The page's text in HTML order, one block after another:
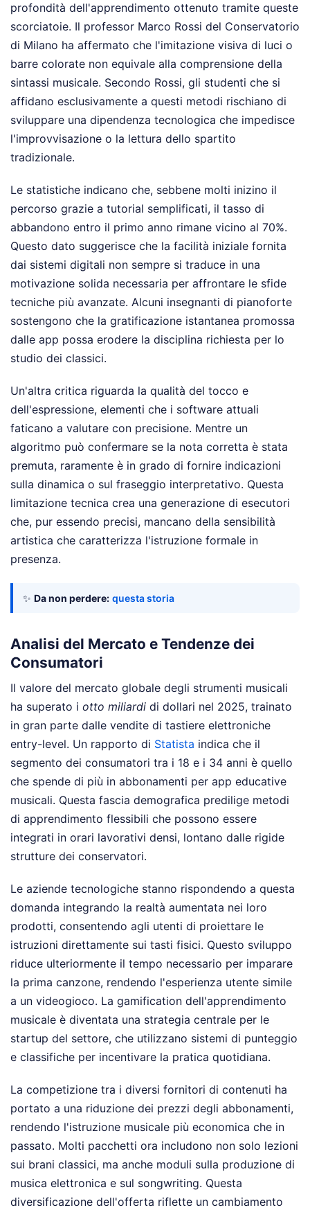
profondità dell'apprendimento ottenuto tramite queste
scorciatoie. Il professor Marco Rossi del Conservatorio
di Milano ha affermato che l'imitazione visiva di luci o
barre colorate non equivale alla comprensione della
sintassi musicale. Secondo Rossi, gli studenti che si
affidano esclusivamente a questi metodi rischiano di
sviluppare una dipendenza tecnologica che impedisce
l'improvvisazione o la lettura dello spartito
tradizionale.
Le statistiche indicano che, sebbene molti inizino il
percorso grazie a tutorial semplificati, il tasso di
abbandono entro il primo anno rimane vicino al 70%.
Questo dato suggerisce che la facilità iniziale fornita
dai sistemi digitali non sempre si traduce in una
motivazione solida necessaria per affrontare le sfide
tecniche più avanzate. Alcuni insegnanti di pianoforte
sostengono che la gratificazione istantanea promossa
dalle app possa erodere la disciplina richiesta per lo
studio dei classici.
Un'altra critica riguarda la qualità del tocco e
dell'espressione, elementi che i software attuali
faticano a valutare con precisione. Mentre un
algoritmo può confermare se la nota corretta è stata
premuta, raramente è in grado di fornire indicazioni
sulla dinamica o sul fraseggio interpretativo. Questa
limitazione tecnica crea una generazione di esecutori
che, pur essendo precisi, mancano della sensibilità
artistica che caratterizza l'istruzione formale in
presenza.
✨ Da non perdere: questa storia
Analisi del Mercato e Tendenze dei
Consumatori
Il valore del mercato globale degli strumenti musicali
ha superato i otto miliardi di dollari nel 2025, trainato
in gran parte dalle vendite di tastiere elettroniche
entry-level. Un rapporto di Statista indica che il
segmento dei consumatori tra i 18 e i 34 anni è quello
che spende di più in abbonamenti per app educative
musicali. Questa fascia demografica predilige metodi
di apprendimento flessibili che possono essere
integrati in orari lavorativi densi, lontano dalle rigide
strutture dei conservatori.
Le aziende tecnologiche stanno rispondendo a questa
domanda integrando la realtà aumentata nei loro
prodotti, consentendo agli utenti di proiettare le
istruzioni direttamente sui tasti fisici. Questo sviluppo
riduce ulteriormente il tempo necessario per imparare
la prima canzone, rendendo l'esperienza utente simile
a un videogioco. La gamification dell'apprendimento
musicale è diventata una strategia centrale per le
startup del settore, che utilizzano sistemi di punteggio
e classifiche per incentivare la pratica quotidiana.
La competizione tra i diversi fornitori di contenuti ha
portato a una riduzione dei prezzi degli abbonamenti,
rendendo l'istruzione musicale più economica che in
passato. Molti pacchetti ora includono non solo lezioni
sui brani classici, ma anche moduli sulla produzione di
musica elettronica e sul songwriting. Questa
diversificazione dell'offerta riflette un cambiamento